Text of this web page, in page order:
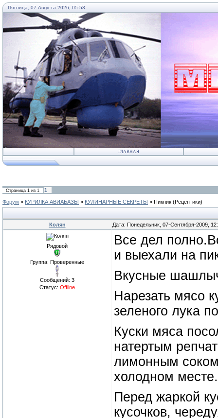
Пятница, 07-Августа-2026, 05:53
...
ГЛАВНАЯ
Страница 1 из 1
1
Форум » КУРИЛКА АВИАБАЗЫ » КУЛИНАРНЫЕ СЕКРЕТЫ » Пикник (Рецептики)
Колян Дата: Понедельник, 07-Сентября-2009,
Рядовой
Группа: Проверенные
Сообщений: 3
Статус: Offline
Все дел
и выехали на
Вкусные
Нарезать мясо
зеленого лука
Куски мяса
натертым
лимонным
холодном месте.
Перед жаркой
кусочков,